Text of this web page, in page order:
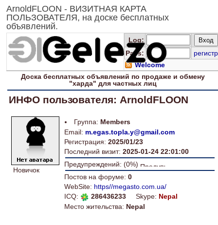
ArnoldFLOON - ВИЗИТНАЯ КАРТА
ПОЛЬЗОВАТЕЛЯ, на доске бесплатных
объявлений.
Log:
Pass:
регистр
Welcome
Доскабесплатных объявлений по продаже и обмену
"харда" длячастных лиц
ИНФО пользователя: ArnoldFLOON
Новичок
Группа: Members
Email: m.egas.topla.y@gmail.com
Регистрация: 2025/01/23
Последний визит: 2025-01-24 22:01:00
Предупреждений: (0%)
Постов на форуме: 0
WebSite: https//megasto.com.ua/
ICQ:
286436233 Skype: Nepal
Место жительства: Nepal